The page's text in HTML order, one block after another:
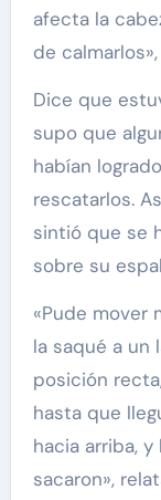
afecta la
de calmarlos»,
Dice que
supo que
habían
rescatarlos.
sintió que se
sobre su
«Pude mover
la saqué a un
posición
hasta que
hacia arriba,
sacaron»,